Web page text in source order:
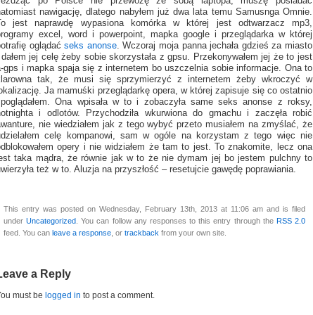
nawigację, dlatego nabyłem już dwa lata temu Samusnga Omnie.
jest naprawdę wypasiona komórka w której jest odtwarzacz mp3,
excel, word i powerpoint, mapka google i przeglądarka w której
oglądaćseks anonse. Wczoraj moja panna jechała gdzieś za miasto
jej celę żeby sobie skorzystała z gpsu. Przekonywałem jej że to jest
gps i mapka spaja się z internetem bo uszczelnia sobie informacje. Ona to
tak, że musi się sprzymierzyć z internetem żeby wkroczyć w
Ja mamuśki przeglądarkę opera, w której zapisuje się co ostatnio
Ona wpisała w to i zobaczyła same seks anonse z roksy,
i odlotów. Przychodziła wkurwiona do gmachu i zaczęła robić
nie wiedziałem jak z tego wybyć przeto musiałem na zmyślać, że
celę kompanowi, sam w ogóle na korzystam z tego więc nie
opery i nie widziałem że tam to jest. To znakomite, lecz ona
taka mądra, że równie jak w to że nie dymam jej bo jestem pulchny to
też w to. Aluzja na przyszłość – resetujcie gawędę poprawiania.
This entry was posted on Wednesday, February 13th, 2013 at 11:06 am and is filed
underUncategorized . You can follow any responses to this entry through the RSS 2.0
feed. You can leave a response , or trackback from your own site.
a Reply
must be logged in to post a comment.